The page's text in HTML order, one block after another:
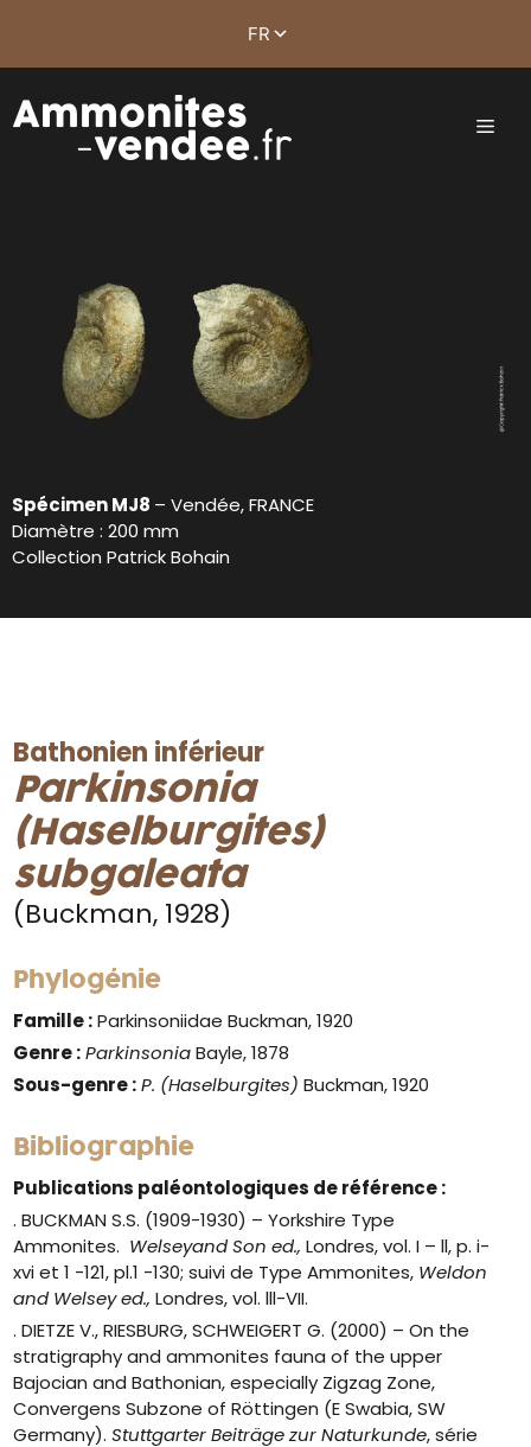
Spécimen MJ8 – Vendée, FRANCE
Diamètre : 200 mm
Collection Patrick Bohain
Bathonien inférieur
Parkinsonia
(Haselburgites)
subgaleata
(Buckman, 1928)
Phylogénie
Famille :Parkinsoniidae Buckman, 1920
Genre : ParkinsoniaBayle, 1878
Sous-genre : P. (Haselburgites) Buckman, 1920
Bibliographie
Publications paléontologiques de référence :
. BUCKMAN S.S. (1909-1930) – Yorkshire Type
Ammonites. Welseyand Son ed.,Londres, vol. I – ll, p. i-
xvi et 1 -121, pl.1 -130; suivi de Type Ammonites, Weldon
and Welsey ed.,Londres, vol. lll-VII.
. DIETZE V., RIESBURG, SCHWEIGERT G. (2000) – On the
stratigraphy and ammonites fauna of the upper
Bajocian and Bathonian, especially Zigzag Zone,
Convergens Subzone of Röttingen (E Swabia, SW
Germany).Stuttgarter Beiträge zur Naturkunde, série